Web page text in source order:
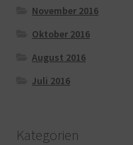
November 2016
Oktober 2016
August 2016
Juli 2016
Kategorien